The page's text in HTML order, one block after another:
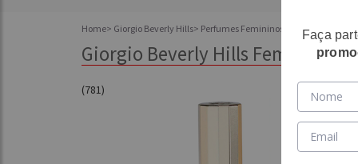
Home> Giorgio Beverly Hills> Perfumes Femininos
Giorgio Beverly Hills Feminino
(781)
Faça